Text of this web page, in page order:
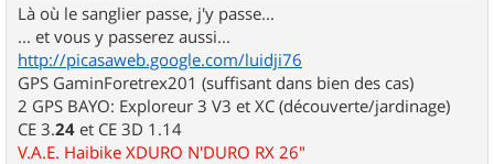
Là où le sanglier passe, j'y passe...
... et vous y passerez aussi...
http://picasaweb.google.com/luidji76
GPS GaminForetrex201 (suffisant dans bien des cas)
2 GPS BAYO: Exploreur 3 V3 et XC (découverte/jardinage)
CE 3.24 et CE 3D 1.14
V.A.E. Haibike XDURO N'DURO RX 26"